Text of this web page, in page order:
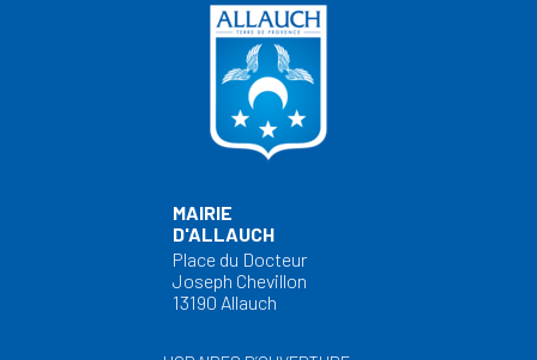
MAIRIE
D'ALLAUCH
Place du Docteur
Joseph Chevillon
13190 Allauch